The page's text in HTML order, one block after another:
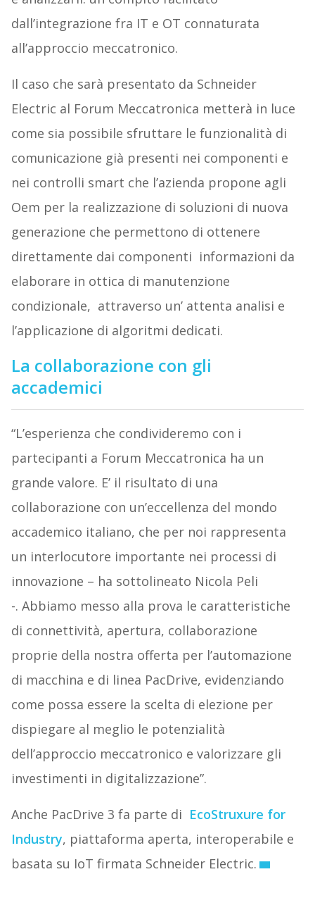
dall’integrazione fra IT e OT connaturata
all’approccio meccatronico.
Il caso che sarà presentato da Schneider
Electric al Forum Meccatronica metterà in luce
come sia possibile sfruttare le funzionalità di
comunicazione già presenti nei componenti e
nei controlli smart che l’azienda propone agli
Oem per la realizzazione di soluzioni di nuova
generazione che permettono di ottenere
direttamente dai componenti informazioni da
elaborare in ottica di manutenzione
condizionale, attraverso un’ attenta analisi e
l’applicazione di algoritmi dedicati.
La collaborazione con gli
accademici
“L’esperienza che condivideremo con i
partecipanti a Forum Meccatronica ha un
grande valore. E’ il risultato di una
collaborazione con un’eccellenza del mondo
accademico italiano, che per noi rappresenta
un interlocutore importante nei processi di
innovazione – ha sottolineato Nicola Peli
-. Abbiamo messo alla prova le caratteristiche
di connettività, apertura, collaborazione
proprie della nostra offerta per l’automazione
di macchina e di linea PacDrive, evidenziando
come possa essere la scelta di elezione per
dispiegare al meglio le potenzialità
dell’approccio meccatronico e valorizzare gli
investimenti in digitalizzazione”.
Anche PacDrive 3 fa parte di EcoStruxure for
Industry, piattaforma aperta, interoperabile e
basata su IoT firmata Schneider Electric.